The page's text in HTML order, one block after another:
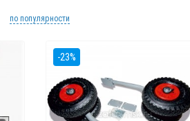
по популярности
-23%